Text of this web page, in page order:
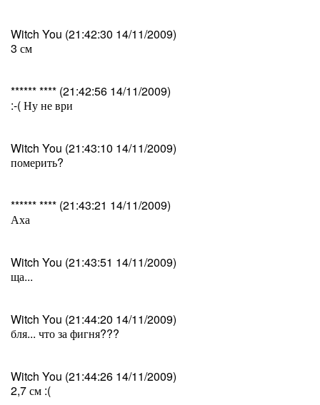
Witch You (21:42:30 14/11/2009)
3 см
****** **** (21:42:56 14/11/2009)
:-( Ну не ври
Witch You (21:43:10 14/11/2009)
померить?
****** **** (21:43:21 14/11/2009)
Аха
Witch You (21:43:51 14/11/2009)
ща...
Witch You (21:44:20 14/11/2009)
бля... что за фигня???
Witch You (21:44:26 14/11/2009)
2,7 см :(